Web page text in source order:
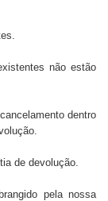
não estão
dentro
de devolução.
pela nossa